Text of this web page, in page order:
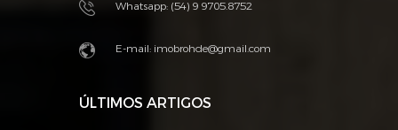
Whatsapp: (54) 9 9705.8752
E-mail: imobrohde@gmail.com
ÚLTIMOS ARTIGOS